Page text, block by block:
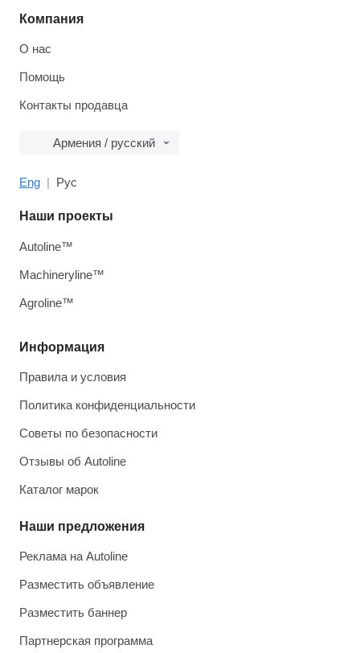
Компания
О нас
Помощь
Контакты продавца
Армения / русский
Eng Рус
Информация
Правила и условия
Политика конфиденциальности
Советы по безопасности
Отзывы об Autoline
Каталог марок
Наши предложения
Реклама на Autoline
Разместить объявление
Разместить баннер
Партнерская программа
Наши проекты
Autoline™
Machineryline™
Agroline™